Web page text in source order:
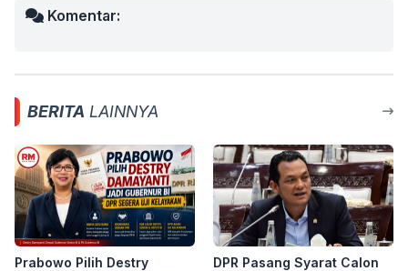
Komentar:
BERITA LAINNYA
Prabowo Pilih Destry
DPR Pasang Syarat Calon